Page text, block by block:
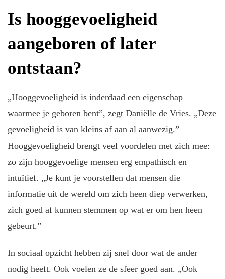
Is hooggevoeligheid
aangeboren of later
ontstaan?
„Hooggevoeligheid is inderdaad een eigenschap
waarmee je geboren bent”, zegt Daniëlle de Vries. „Deze
gevoeligheid is van kleins af aan al aanwezig.”
Hooggevoeligheid brengt veel voordelen met zich mee:
zo zijn hooggevoelige mensen erg empathisch en
intuïtief. „Je kunt je voorstellen dat mensen die
informatie uit de wereld om zich heen diep verwerken,
zich goed af kunnen stemmen op wat er om hen heen
gebeurt.”
In sociaal opzicht hebben zij snel door wat de ander
nodig heeft. Ook voelen ze de sfeer goed aan. „Ook